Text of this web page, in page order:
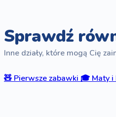
Sprawdź
Inne działy, które mogą Cię
🧸 Pierwsze zabawki 🎓 Maty